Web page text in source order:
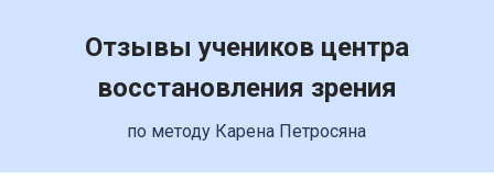
Отзывы учеников центра
восстановления зрения
по методу Карена Петросяна